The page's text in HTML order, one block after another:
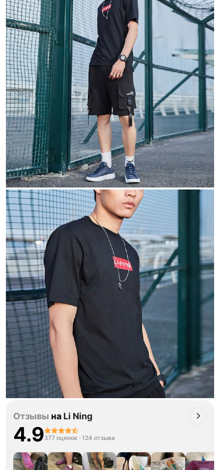
Отзывы на Li Ning
4.9377 оценок · 124 отзыва